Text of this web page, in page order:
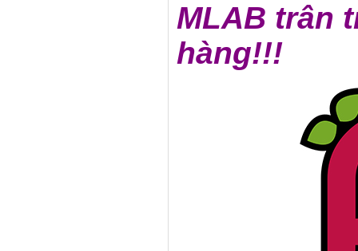
MLAB trân
hàng!!!